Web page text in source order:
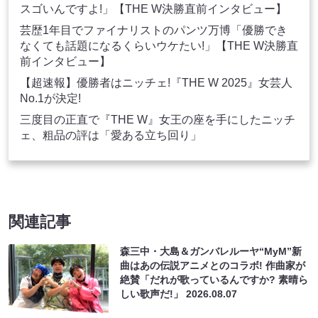
スゴいんですよ!」【THE W決勝直前インタビュー】
芸歴1年目でファイナリストのパンツ万博「優勝でき
なくても話題になるくらいウケたい!」【THE W決勝直
前インタビュー】
【超速報】優勝者はニッチェ!『THE W 2025』女芸人
No.1が決定!
三度目の正直で『THE W』女王の座を手にしたニッチ
ェ、粗品の評は「愛ある立ち回り」
関連記事
森三中・大島＆ガンバレルーヤ“MyM”新
曲はあの伝説アニメとのコラボ! 作曲家が
絶賛「だれが歌っているんですか? 素晴ら
しい歌声だ!」2026.08.07